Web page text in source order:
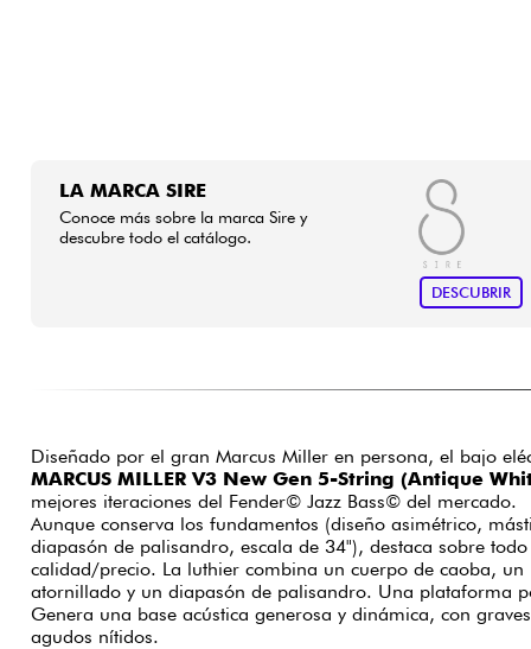
LA MARCA SIRE
Conoce más sobre la marca Sire y
descubre todo el catálogo.
DESCUBRIR
Diseñado por el gran Marcus Miller en persona, el bajo
MARCUS MILLER V3 New Gen 5-String (Antique
mejores iteraciones del Fender© Jazz Bass© del mercado.
Aunque conserva los fundamentos (diseño asimétrico,
diapasón de palisandro, escala de 34"), destaca sobre
calidad/precio. La luthier combina un cuerpo de caoba, un
atornillado y un diapasón de palisandro. Una plataforma
Genera una base acústica generosa y dinámica, con
agudos nítidos.